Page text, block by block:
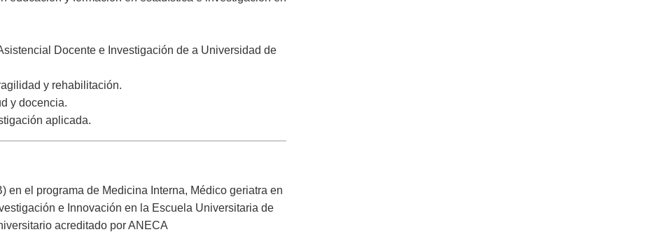
Docente e Investigación de a Universidad de
y rehabilitación.
y docencia.
aplicada.
en el programa de Medicina Interna, Médico geriatra en
e Innovación en la Escuela Universitaria de
acreditado por ANECA